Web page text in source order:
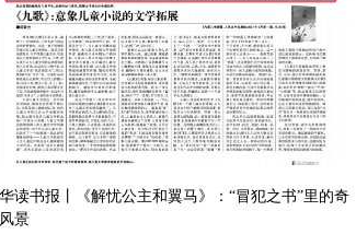
更多
读书报丨《解忧公主和翼马》：“冒犯之书”里的奇
景